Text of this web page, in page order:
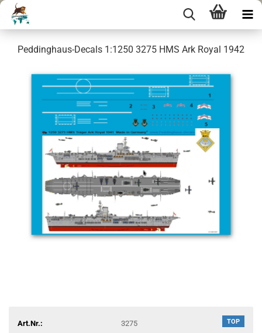
Peddinghaus-Decals 1:1250 3275 HMS Ark Royal 1942
TOP
Art.Nr.:
3275